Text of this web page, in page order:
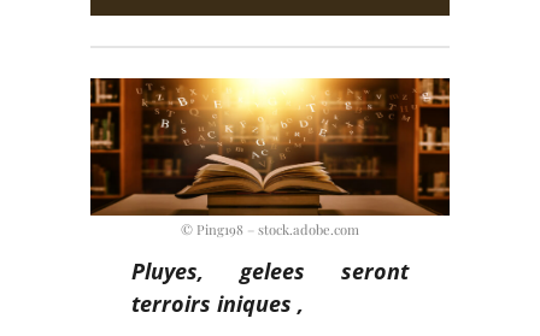
© Ping198 – stock.adobe.com
Pluyes, gelees seront
terroirs iniques ,